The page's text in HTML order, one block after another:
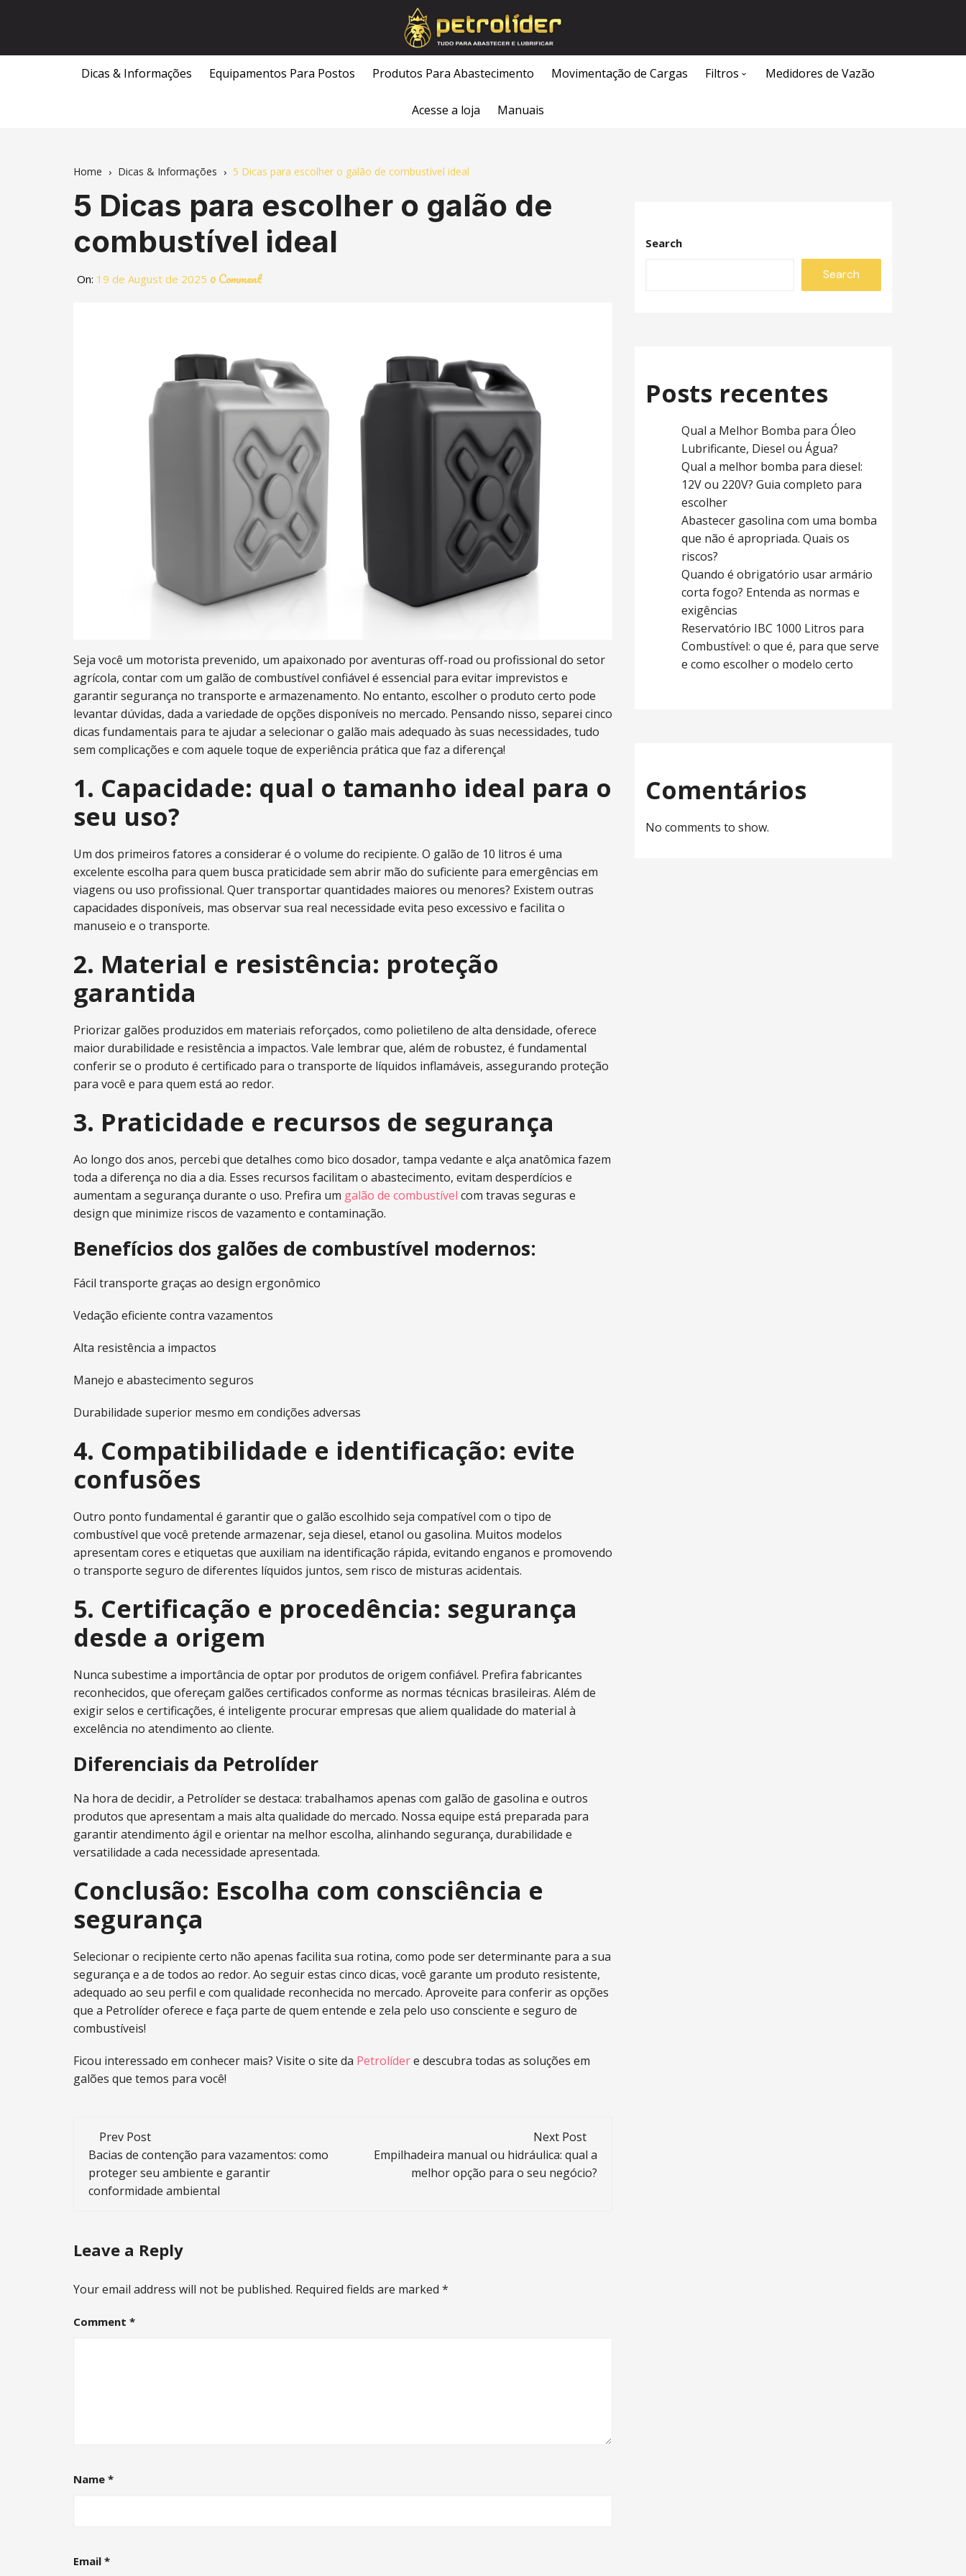
Dicas & Informações
Equipamentos Para Postos Produtos Para Abastecimento Movimentação de Cargas Filtros Medidores de Vazão
Acesse a loja Manuais
Home Dicas & Informações 5 Dicas para escolher o galão de combustível ideal
5 Dicas para escolher o galão de
combustível ideal
On: 19 de August de 2025 0 Comment
Seja você um motorista prevenido, um apaixonado por aventuras off-road ou profissional do setor
agrícola, contar com um galão de combustível confiável é essencial para evitar imprevistos e
garantir segurança no transporte e armazenamento. No entanto, escolher o produto certo pode
levantar dúvidas, dada a variedade de opções disponíveis no mercado. Pensando nisso, separei cinco
dicas fundamentais para te ajudar a selecionar o galão mais adequado às suas necessidades, tudo
sem complicações e com aquele toque de experiência prática que faz a diferença!
1. Capacidade: qual o tamanho ideal para o
seu uso?
Um dos primeiros fatores a considerar é o volume do recipiente. O galão de 10 litros é uma
excelente escolha para quem busca praticidade sem abrir mão do suficiente para emergências em
viagens ou uso profissional. Quer transportar quantidades maiores ou menores? Existem outras
capacidades disponíveis, mas observar sua real necessidade evita peso excessivo e facilita o
manuseio e o transporte.
2. Material e resistência: proteção
garantida
Priorizar galões produzidos em materiais reforçados, como polietileno de alta densidade, oferece
maior durabilidade e resistência a impactos. Vale lembrar que, além de robustez, é fundamental
conferir se o produto é certificado para o transporte de líquidos inflamáveis, assegurando proteção
para você e para quem está ao redor.
3. Praticidade e recursos de segurança
Ao longo dos anos, percebi que detalhes como bico dosador, tampa vedante e alça anatômica fazem
toda a diferença no dia a dia. Esses recursos facilitam o abastecimento, evitam desperdícios e
aumentam a segurança durante o uso. Prefira um galão de combustível com travas seguras e
design que minimize riscos de vazamento e contaminação.
Benefícios dos galões de combustível modernos:
Fácil transporte graças ao design ergonômico
Vedação eficiente contra vazamentos
Alta resistência a impactos
Manejo e abastecimento seguros
Durabilidade superior mesmo em condições adversas
4. Compatibilidade e identificação: evite
confusões
Outro ponto fundamental é garantir que o galão escolhido seja compatível com o tipo de
combustível que você pretende armazenar, seja diesel, etanol ou gasolina. Muitos modelos
apresentam cores e etiquetas que auxiliam na identificação rápida, evitando enganos e promovendo
o transporte seguro de diferentes líquidos juntos, sem risco de misturas acidentais.
5. Certificação e procedência: segurança
desde a origem
Nunca subestime a importância de optar por produtos de origem confiável. Prefira fabricantes
reconhecidos, que ofereçam galões certificados conforme as normas técnicas brasileiras. Além de
exigir selos e certificações, é inteligente procurar empresas que aliem qualidade do material à
excelência no atendimento ao cliente.
Diferenciais da Petrolíder
Na hora de decidir, a Petrolíder se destaca: trabalhamos apenas com galão de gasolina e outros
produtos que apresentam a mais alta qualidade do mercado. Nossa equipe está preparada para
garantir atendimento ágil e orientar na melhor escolha, alinhando segurança, durabilidade e
versatilidade a cada necessidade apresentada.
Conclusão: Escolha com consciência e
segurança
Selecionar o recipiente certo não apenas facilita sua rotina, como pode ser determinante para a sua
segurança e a de todos ao redor. Ao seguir estas cinco dicas, você garante um produto resistente,
adequado ao seu perfil e com qualidade reconhecida no mercado. Aproveite para conferir as opções
que a Petrolíder oferece e faça parte de quem entende e zela pelo uso consciente e seguro de
combustíveis!
Ficou interessado em conhecer mais? Visite o site da Petrolídere descubra todas as soluções em
galões que temos para você!
Post
navigation
Prev Post
Bacias de contenção para vazamentos: como
proteger seu ambiente e garantir
conformidade ambiental
Next Post
Empilhadeira manual ou hidráulica: qual a
melhor opção para o seu negócio?
Leave a Reply
Your email address will not be published. Required fields are marked *
Comment *
Name *
Email *
Search
Search
Posts recentes
Qual a Melhor Bomba para Óleo
Lubrificante, Diesel ou Água?
Qual a melhor bomba para diesel:
12V ou 220V? Guia completo para
escolher
Abastecer gasolina com uma bomba
que não é apropriada. Quais os
riscos?
Quando é obrigatório usar armário
corta fogo? Entenda as normas e
exigências
Reservatório IBC 1000 Litros para
Combustível: o que é, para que serve
e como escolher o modelo certo
Comentários
No comments to show.